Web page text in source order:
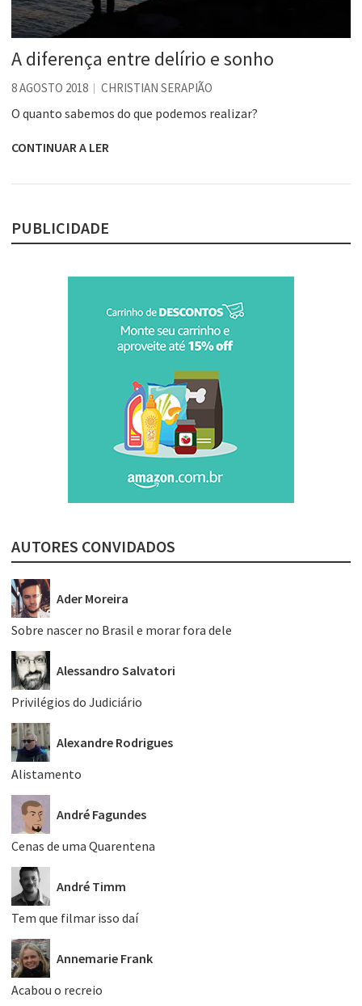
A diferença entre delírio e sonho
8 AGOSTO 2018 CHRISTIAN SERAPIÃO
O quanto sabemos do que podemos realizar?
CONTINUAR A LER
PUBLICIDADE
AUTORES CONVIDADOS
Ader Moreira
Sobre nascer no Brasil e morar fora dele
Alessandro Salvatori
Privilégios do Judiciário
Alexandre Rodrigues
Alistamento
André Fagundes
Cenas de uma Quarentena
André Timm
Tem que filmar isso daí
Annemarie Frank
Acabou o recreio